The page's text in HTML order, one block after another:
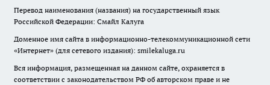
Перевод наименования (названия) на государственный язык
Российской Федерации: Смайл Калуга
Доменное имя сайта в информационно-телекоммуникационной сети
«Интернет» (для сетевого издания): smilekaluga.ru
Вся информация, размещенная на данном сайте, охраняется в
соответствии с законодательством РФ об авторском праве и не